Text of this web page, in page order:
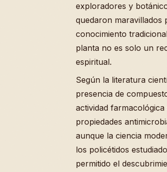
exploradores y
quedaron maravillados
conocimiento
planta no es solo un
espiritual.
Según la literatura
presencia de
actividad
propiedades
aunque la ciencia
los policétidos
permitido el